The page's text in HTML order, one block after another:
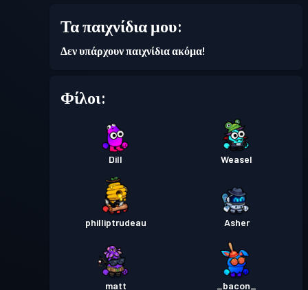
Πάσο μάχης Season 3
Πάσο μάχης Επίπεδο 1
Τα παιχνίδια μου:
Δεν υπάρχουν παιχνίδια ακόμα!
Φίλοι:
Dill Weasel
philliptrudeau Asher
matt _bacon_